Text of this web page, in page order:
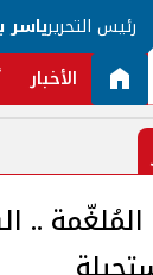
رئيس التحريرياسر
الأخبار
المُلغّمة ..